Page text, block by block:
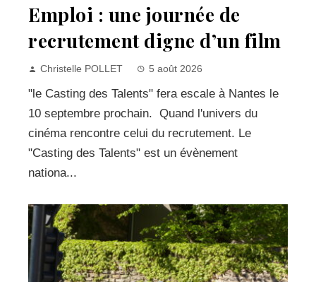
Emploi : une journée de
recrutement digne d’un film
Christelle POLLET 5 août 2026
"le Casting des Talents" fera escale à Nantes le
10 septembre prochain. Quand l'univers du
cinéma rencontre celui du recrutement. Le
"Casting des Talents" est un évènement
nationa...